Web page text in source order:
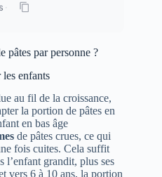
·
pâtes par personne ?
les enfants
au fil de la croissance,
la portion de pâtes en
en bas âge
de pâtes crues, ce qui
fois cuites. Cela suffit
grandit, plus ses
vers 6 à 10 ans, la portion